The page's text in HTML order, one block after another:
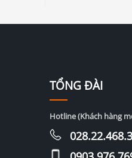
TỔNG ĐÀI
Hotline (Khách hàng